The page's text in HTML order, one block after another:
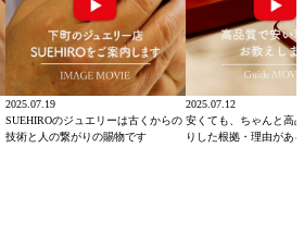
2025.07.19
SUEHIROのジュエリーは古くからの
技術と人の繋がりの賜物です
2025.07.12
安くても、ちゃんと高
りした根拠・理由があ